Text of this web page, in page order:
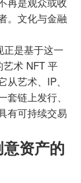
。文化与金融
正是基于这一
术 NFT 平
艺术、IP、
链上发行、
有可持续交易
资产的